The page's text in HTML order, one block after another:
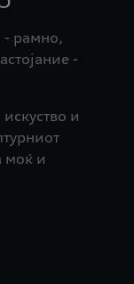
- рамно,
-
и
моќ и